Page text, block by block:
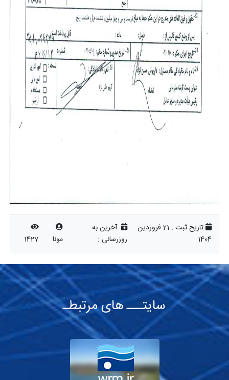
تاریخ ثبت :
21 فروردین
1404
آخرین به
روزرسانی :
مونا 1427
سایتـــ های مرتبطـ